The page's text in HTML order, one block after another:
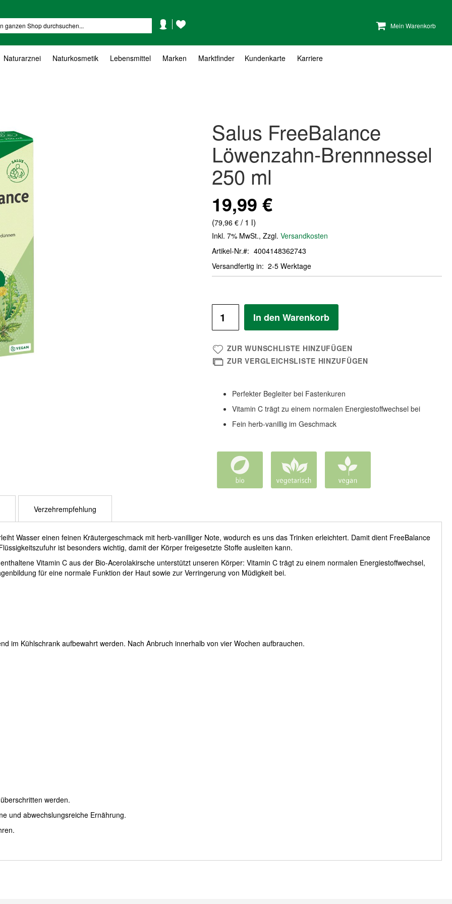
Mein Warenkorb
KontoWunschzettel
Naturarznei Naturkosmetik Lebensmittel Marken Marktfinder Kundenkarte Karriere
Salus FreeBalance
Löwenzahn-Brennnessel
250 ml
19,99 €
(79,96 €/ 1 l)
Inkl. 7% MwSt., Zzgl. Versandkosten
Artikel-Nr.
4004148362743
Versandfertig in
2-5 Werktage
In den Warenkorb
ZUR WUNSCHLISTE HINZUFÜGEN
ZUR VERGLEICHSLISTE HINZUFÜGEN
Perfekter Begleiter bei Fastenkuren
Vitamin C trägt zu einem normalen Energiestoffwechsel bei
Fein herb-vanillig im Geschmack
Wasser einen feinen Kräutergeschmack mit herb-vanilliger Note, wodurch es uns das Trinken erleichtert. Damit dient FreeBalance
ist besonders wichtig, damit der Körper freigesetzte Stoffe ausleiten kann.
Vitamin C aus der Bio-Acerolakirsche unterstützt unseren Körper: Vitamin C trägt zu einem normalen Energiestoffwechsel,
für eine normale Funktion der Haut sowie zur Verringerung von Müdigkeit bei.
im Kühlschrank aufbewahrt werden. Nach Anbruch innerhalb von vier Wochen aufbrauchen.
werden.
und abwechslungsreiche Ernährung.
Verzehrempfehlung